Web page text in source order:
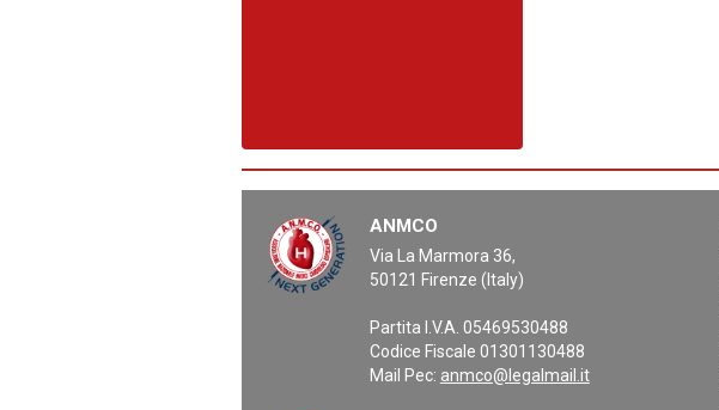
ANMCO
Via La Marmora 36,
50121 Firenze (Italy)
Partita I.V.A. 05469530488
Codice Fiscale 01301130488
Mail Pec: anmco@legalmail.it